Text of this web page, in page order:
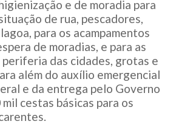
e de moradia para
de rua, pescadores,
para os acampamentos
de moradias, e para as
periferia das cidades, grotas e
além do auxílio emergencial
e da entrega pelo Governo
cestas básicas para os